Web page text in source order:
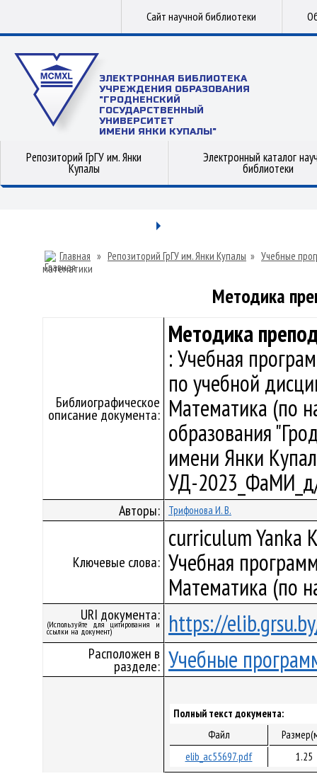
Сайт научной библиотеки
ЭЛЕКТРОННАЯ БИБЛИОТЕКА
УЧРЕЖДЕНИЯ ОБРАЗОВАНИЯ
"ГРОДНЕНСКИЙ
ГОСУДАРСТВЕННЫЙ
УНИВЕРСИТЕТ
ИМЕНИ ЯНКИ КУПАЛЫ"
Репозиторий ГрГУ им. Янки
Купалы
Электронный каталог
библиотеки
Главная » Репозиторий ГрГУ им. Янки Купалы » Учебные
математики
Методика
Библиографическое
описание документа:
Методика
: Учебная
по учебной
Математика (по
образования
имени Янки
УД-
Авторы: Трифонова И. В.
Ключевые слова:
curriculum Yanka
Учебная
Математика (по
URI документа:
(Используйте для цитирования и
ссылки на документ) https://
Расположен в
разделе: Учебные
Полный текст документа:
Файл
elib_ac55697.pdf
1.25